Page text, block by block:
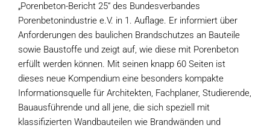
„Porenbeton-Bericht 25“ des Bundesverbandes
Porenbetonindustrie e.V. in 1. Auflage. Er informiert über
Anforderungen des baulichen Brandschutzes an Bauteile
sowie Baustoffe und zeigt auf, wie diese mit Porenbeton
erfüllt werden können. Mit seinen knapp 60 Seiten ist
dieses neue Kompendium eine besonders kompakte
Informationsquelle für Architekten, Fachplaner, Studierende,
Bauausführende und all jene, die sich speziell mit
klassifizierten Wandbauteilen wie Brandwänden und